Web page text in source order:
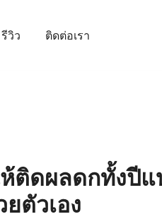
รีวิว ติดต่อเรา
ห้ติดผลดกทั้งปีแ
ตัวเอง